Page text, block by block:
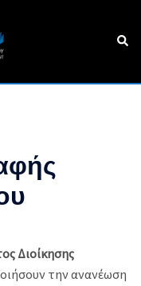
Διοίκησης
την ανανέωση